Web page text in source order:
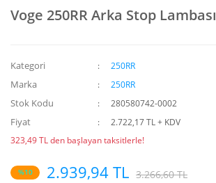
Voge 250RR Arka Stop Lambası
Kategori 250RR
Marka 250RR
Stok Kodu 280580742-0002
Fiyat
2.722,17 TL + KDV
323,49 TL den başlayan taksitlerle!
%10 2.939,94 TL 3.266,60 TL